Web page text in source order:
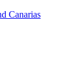
Canarias